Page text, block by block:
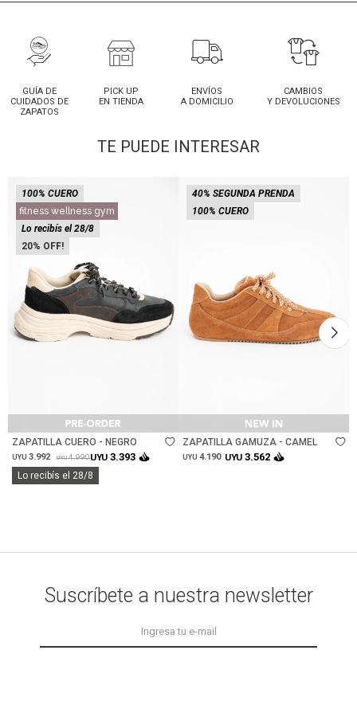
GUÍA DE
CUIDADOS DE
ZAPATOS
PICK UP
EN TIENDA
ENVÍOS
A DOMICILIO
CAMBIOS
Y DEVOLUCIONES
TE PUEDE INTERESAR
20
100% CUERO
fitness wellness gym
Lo recibís el 28/8
Talle
ZAPATILLA CUERO - NEGRO
UYU 3.992 UYU 4.990UYU 3.393
Lo recibís el 28/8
100% CUERO
40% SEGUNDA PRENDA
Talle
ZAPATILLA GAMUZA - CAMEL
UYU 4.190 UYU 3.562
Suscríbete a nuestra newsletter